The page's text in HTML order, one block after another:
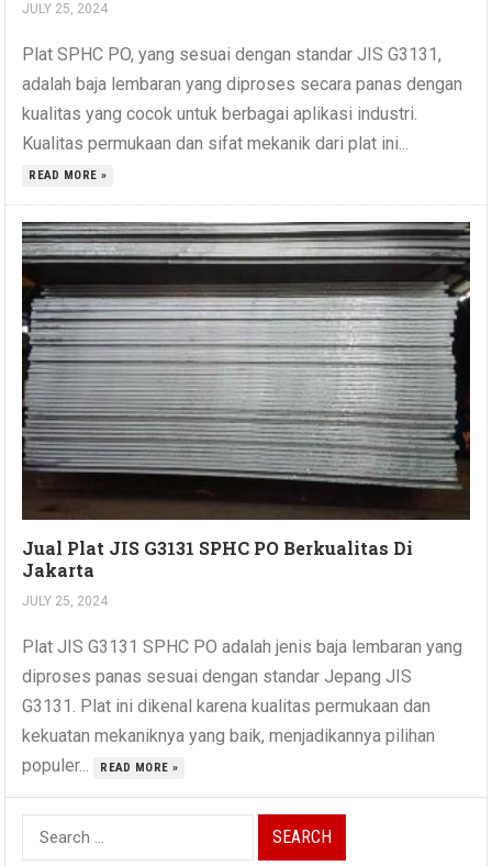
JULY 25, 2024
Plat SPHC PO, yang sesuai dengan standar JIS G3131,
adalah baja lembaran yang diproses secara panas dengan
kualitas yang cocok untuk berbagai aplikasi industri.
Kualitas permukaan dan sifat mekanik dari plat ini...
READ MORE »
Jual Plat JIS G3131 SPHC PO Berkualitas Di
Jakarta
JULY 25, 2024
Plat JIS G3131 SPHC PO adalah jenis baja lembaran yang
diproses panas sesuai dengan standar Jepang JIS
G3131. Plat ini dikenal karena kualitas permukaan dan
kekuatan mekaniknya yang baik, menjadikannya pilihan
populer...
READ MORE »
Search
for: